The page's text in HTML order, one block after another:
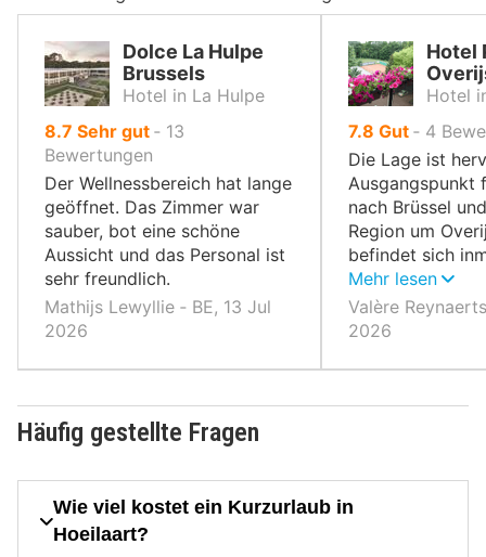
Dolce La Hulpe
Brussels
Hotel in La Hulpe
8.7 von
10,
Sehr gut ‐ 13
Bewertungen
Der Wellnessbereich hat lange
geöffnet. Das Zimmer war
sauber, bot eine schöne
Aussicht und das Personal ist
sehr freundlich.
Mathijs Lewyllie ‐ BE, 13 Jul
2026
Hotel
Hotel
7.8 von
10,
Gut ‐ 4
Die Lage ist
Ausgangspunkt
nach Brüssel
Region um
befindet sich
Natur.
Mehr lesen
Valère
2026
Häufig gestellte Fragen
Wie viel kostet ein Kurzurlaub in
Hoeilaart?